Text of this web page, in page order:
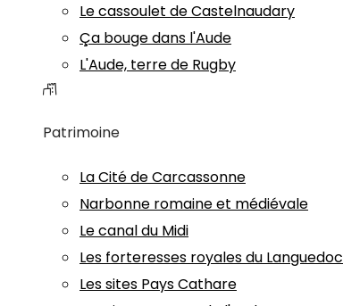
Le cassoulet de Castelnaudary
Ça bouge dans l'Aude
L'Aude, terre de Rugby
Patrimoine
La Cité de Carcassonne
Narbonne romaine et médiévale
Le canal du Midi
Les forteresses royales du Languedoc
Les sites Pays Cathare